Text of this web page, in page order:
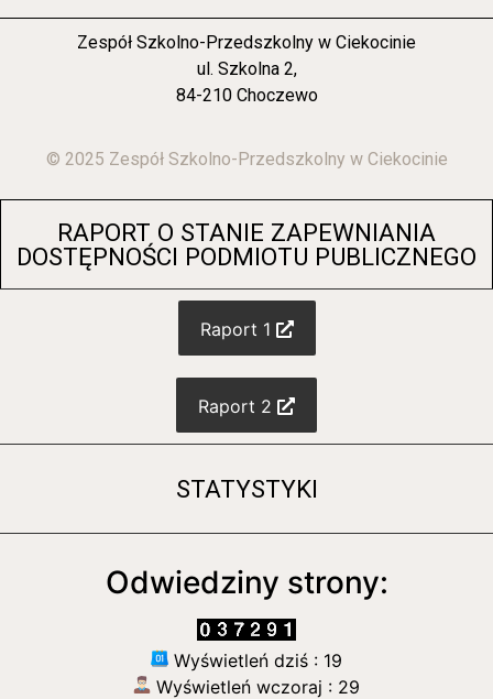
Zespół Szkolno-Przedszkolny w Ciekocinie
ul. Szkolna 2,
84-210 Choczewo
© 2025 Zespół Szkolno-Przedszkolny w Ciekocinie
RAPORT O STANIE ZAPEWNIANIA
DOSTĘPNOŚCI PODMIOTU PUBLICZNEGO
Raport 1
Raport 2
STATYSTYKI
Odwiedziny strony:
Wyświetleń dziś : 19
Wyświetleń wczoraj : 29